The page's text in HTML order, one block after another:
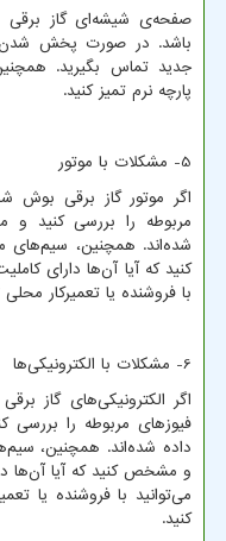
صفحه‌ی شیشه‌ای گاز
باشد. در صورت پخش شدن،
جدید تماس بگیرید.
پارچه نرم تمیز کنید.
5- مشکلات با موتور
اگر موتور گاز برقی بوش
مربوطه را بررسی کنید
شده‌اند. همچنین،
کنید که آیا آن‌ها دارای
با فروشنده یا تعمیرکار
6- مشکلات با الکترونیکی‌ها
اگر الکترونیکی‌های گاز
فیوزهای مربوطه را
داده شده‌اند. همچنین،
و مشخص کنید که آیا آن‌ها
می‌توانید با فروشنده یا
کنید.